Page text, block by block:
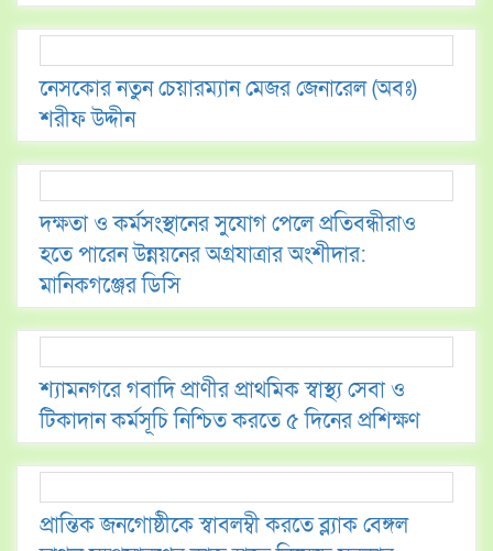
​নেসকোর নতুন চেয়ারম্যান মেজর জেনারেল (অবঃ)
শরীফ উদ্দীন
দক্ষতা ও কর্মসংস্থানের সুযোগ পেলে প্রতিবন্ধীরাও
হতে পারেন উন্নয়নের অগ্রযাত্রার অংশীদার:
মানিকগঞ্জের ডিসি
শ্যামনগরে গবাদি প্রাণীর প্রাথমিক স্বাস্থ্য সেবা ও
টিকাদান কর্মসূচি নিশ্চিত করতে ৫ দিনের প্রশিক্ষণ
প্রান্তিক জনগোষ্ঠীকে স্বাবলম্বী করতে ব্ল্যাক বেঙ্গল